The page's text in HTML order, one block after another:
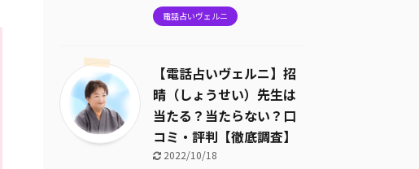
電話占いヴェルニ
【電話占いヴェルニ】招
晴（しょうせい）先生は
当たる？当たらない？口
コミ・評判【徹底調査】
2022/10/18